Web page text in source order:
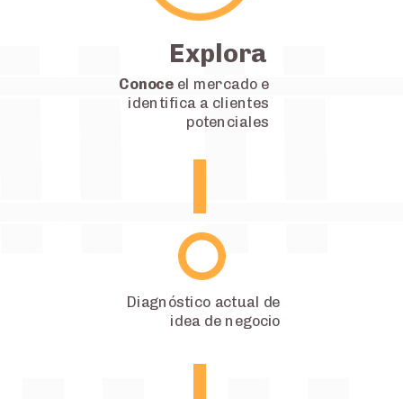
Explora
Conoce el mercado e
identifica a clientes
potenciales
Diagnóstico actual de
idea de negocio